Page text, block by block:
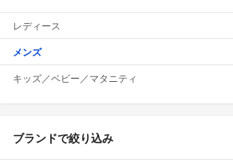
レディース
メンズ
キッズ／ベビー／マタニティ
ブランドで絞り込み